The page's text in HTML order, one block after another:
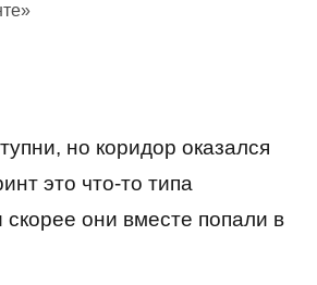
но коридор оказался
это что-то типа
они вместе попали в